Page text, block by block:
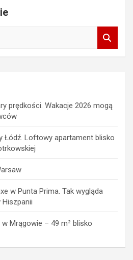
prędkości. Wakacje 2026 mogą
Łódź. Loftowy apartament blisko
w Punta Prima. Tak wygląda
Mrągowie – 49 m² blisko